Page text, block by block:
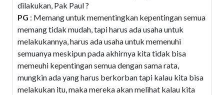
dilakukan, Pak Paul ?
PG : Memang untuk mementingkan kepentingan semua
memang tidak mudah, tapi harus ada usaha untuk
melakukannya, harus ada usaha untuk memenuhi
semuanya meskipun pada akhirnya kita tidak bisa
memeuhi kepentingan semua dengan sama rata,
mungkin ada yang harus berkorban tapi kalau kita bisa
melakukan itu, maka mereka akan melihat kalau kita